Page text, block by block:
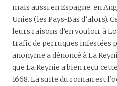
mais aussi en Espagne, en
Unies (les Pays-Bas d’alors).
leurs raisons d’en vouloir à
trafic de perruques infestées
anonyme a dénoncé à La
que La Reynie a bien reçu
1668. La suite du roman est